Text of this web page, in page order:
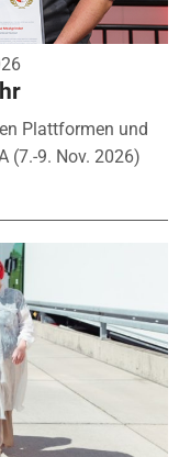
Plattformen und
(7.-9. Nov. 2026)